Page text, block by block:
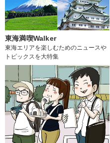
東海満喫Walker
東海エリアを楽しむためのニュースや
トピックスを大特集